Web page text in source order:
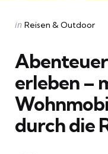
Categories
Posted
in Reisen & Outdoor
erleben –
durch die